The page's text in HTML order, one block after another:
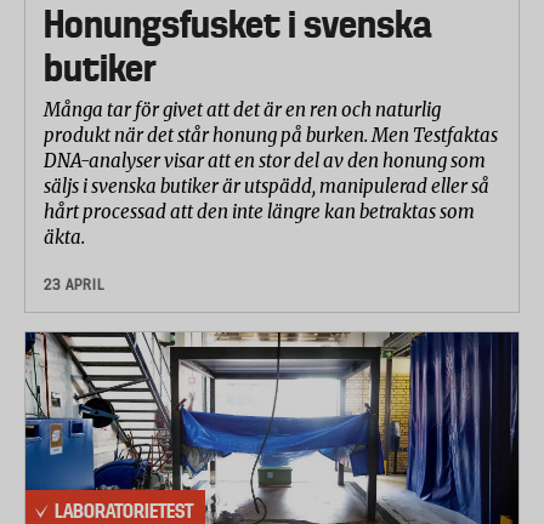
Honungsfusket i svenska
butiker
Många tar för givet att det är en ren och naturlig
produkt när det står honung på burken. Men Testfaktas
DNA-analyser visar att en stor del av den honung som
säljs i svenska butiker är utspädd, manipulerad eller så
hårt processad att den inte längre kan betraktas som
äkta.
23 APRIL
LABORATORIETEST